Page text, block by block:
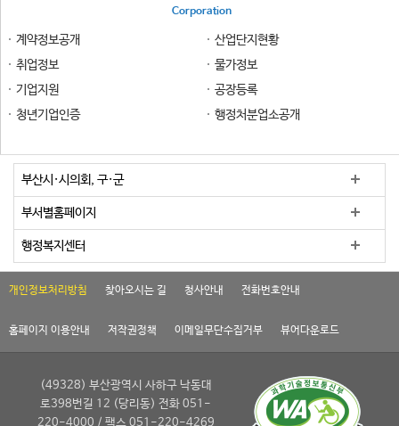
Corporation
계약정보공개
산업단지현황
취업정보
물가정보
기업지원
공장등록
청년기업인증
행정처분업소공개
부산시·시의회, 구·군
부서별홈페이지
행정복지센터
개인정보처리방침 찾아오시는 길 청사안내 전화번호안내
홈페이지 이용안내 저작권정책 이메일무단수집거부 뷰어다운로드
(49328) 부산광역시 사하구 낙동대
로398번길 12 (당리동) 전화 051-
220-4000 / 팩스 051-220-4269